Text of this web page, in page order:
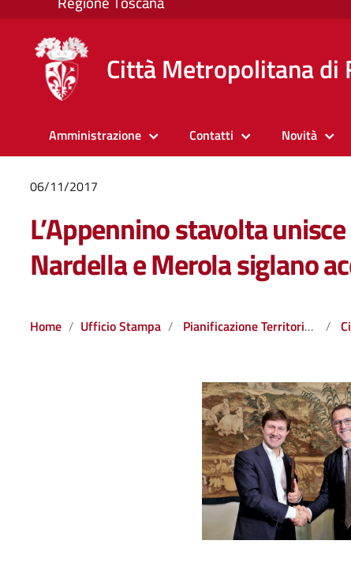
Città Metropolitana di
Amministrazione Contatti Novità
06/11/2017
L’Appennino stavolta
Nardella e Merola siglano
Home Ufficio Stampa Pianificazione Territoriale e Risorse Naturali